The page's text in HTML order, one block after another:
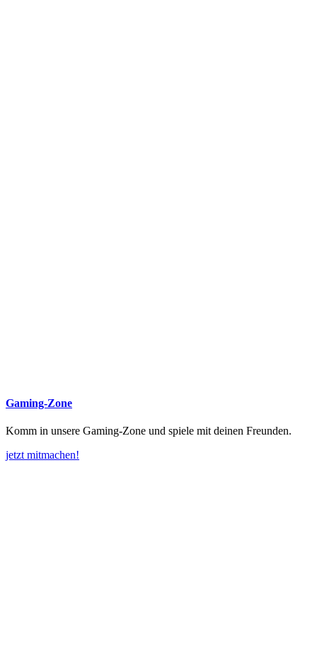
Gaming-Zone
Komm in unsere Gaming-Zone und spiele mit deinen Freunden.
jetzt mitmachen!